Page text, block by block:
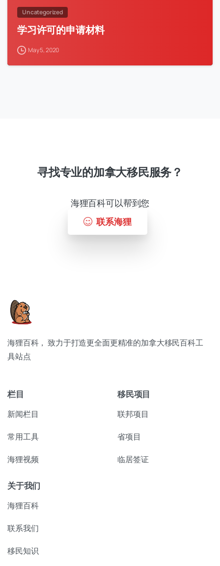
Uncategorized
学习许可的申请材料
May 5, 2020
寻找专业的加拿大移民服务？
海狸百科可以帮到您
联系海狸
海狸百科， 致力于打造更全面更精准的加拿大移民百科工
具站点
栏目
新闻栏目
常用工具
海狸视频
移民项目
联邦项目
省项目
临居签证
关于我们
海狸百科
联系我们
移民知识